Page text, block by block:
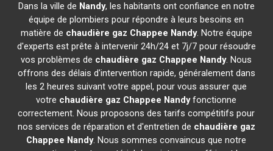
Dans la ville de Nandy, les habitants ont confiance en notre
équipe de plombiers pour répondre à leurs besoins en
matière de chaudière gaz Chappee Nandy. Notre équipe
d'experts est prête à intervenir 24h/24 et 7j/7 pour résoudre
vos problèmes de chaudière gaz Chappee Nandy. Nous
offrons des délais d'intervention rapide, généralement dans
les 2 heures suivant votre appel, pour vous assurer que
votre chaudière gaz Chappee Nandyfonctionne
correctement. Nous proposons des tarifs compétitifs pour
nos services de réparation et d'entretien de chaudière gaz
Chappee Nandy. Nous sommes convaincus que notre